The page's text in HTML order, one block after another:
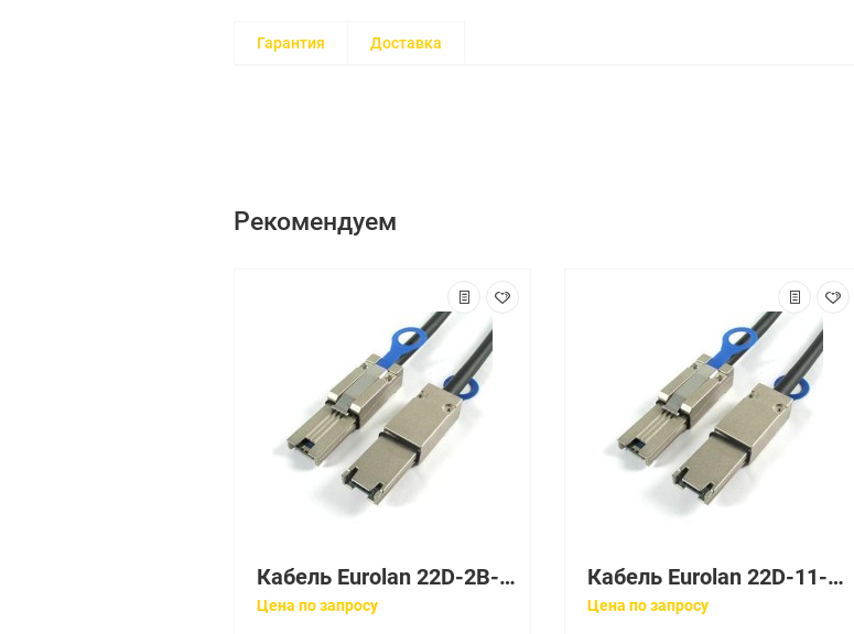
Гарантия Доставка
Рекомендуем
Кабель Eurolan 22D-2B-02WT
Цена по запросу
Кабель Eurolan 22D-11-03WT
Цена по запросу